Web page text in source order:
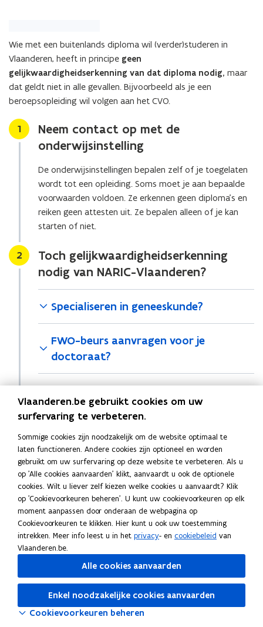
n
n
e
u
v
e
n
s
t
e
r
t
n
n
i
u
e
n
s
r
)
Wie met een buitenlands diploma wil (verder)studeren in
Vlaanderen, heeft in principe geen
gelijkwaardigheidserkenning van dat diploma nodig, maar
dat geldt niet in alle gevallen. Bijvoorbeeld als je een
beroepsopleiding wil volgen aan het CVO.
Stap
1
Neem contact op met de
onderwijsinstelling
De onderwijsinstellingen bepalen zelf of je toegelaten
wordt tot een opleiding. Soms moet je aan bepaalde
voorwaarden voldoen. Ze erkennen geen diploma’s en
reiken geen attesten uit. Ze bepalen alleen of je kan
starten of niet.
Stap
2
Toch gelijkwaardigheidserkenning
nodig van NARIC-Vlaanderen?
Specialiseren in geneeskunde?
FWO-beurs aanvragen voor je
doctoraat?
Studeren aan een CVO
Een onderwijsinstelling of
beroepsorganisatie verwijst je door
Lees deze pagina in: English
Français
Deel deze pagina
L
i
n
e
i
K
o
p
e
e
r
Ook interessant
Met een buitenlands diploma werken in
Vlaanderen
Vlaanderen.be gebruikt cookies om uw
surfervaring te verbeteren.
Sommige cookies zijn noodzakelijk om de website optimaal te
laten functioneren. Andere cookies zijn optioneel en worden
gebruikt om uw surfervaring op deze website te verbeteren. Als u
op 'Alle cookies aanvaarden' klikt, aanvaardt u ook de optionele
cookies. Wilt u liever zelf kiezen welke cookies u aanvaardt? Klik
op 'Cookievoorkeuren beheren'. U kunt uw cookievoorkeuren op elk
moment aanpassen door onderaan de webpagina op
Cookievoorkeuren te klikken. Hier kunt u ook uw toestemming
intrekken. Meer info leest u in het privacy- en cookiebeleid van
Vlaanderen.be.
Alle cookies aanvaarden
Enkel noodzakelijke cookies aanvaarden
Cookievoorkeuren beheren